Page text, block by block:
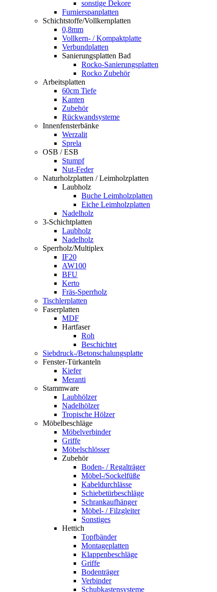
sonstige Dekore
Furnierspanplatten
Schichtstoffe/Vollkernplatten
0,8mm
Vollkern- / Kompaktplatte
Verbundplatten
Sanierungsplatten Bad
Rocko-Sanierungsplatten
Rocko Zubehör
Arbeitsplatten
60cm Tiefe
Kanten
Zubehör
Rückwandsysteme
Innenfensterbänke
Werzalit
Sprela
OSB / ESB
Stumpf
Nut-Feder
Naturholzplatten / Leimholzplatten
Laubholz
Buche Leimholzplatten
Eiche Leimholzplatten
Nadelholz
3-Schichtplatten
Laubholz
Nadelholz
Sperrholz/Multiplex
IF20
AW100
BFU
Kerto
Fräs-Sperrholz
Tischlerplatten
Faserplatten
MDF
Hartfaser
Roh
Beschichtet
Siebdruck-/Betonschalungsplatte
Fenster-Türkanteln
Kiefer
Meranti
Stammware
Laubhölzer
Nadelhölzer
Tropische Hölzer
Möbelbeschläge
Möbelverbinder
Griffe
Möbelschlösser
Zubehör
Boden- / Regalträger
Möbel-/Sockelfüße
Kabeldurchlässe
Schiebetürbeschläge
Schrankaufhänger
Möbel- / Filzgleiter
Sonstiges
Hettich
Topfbänder
Montageplatten
Klappenbeschläge
Griffe
Bodenträger
Verbinder
Schubkastensysteme